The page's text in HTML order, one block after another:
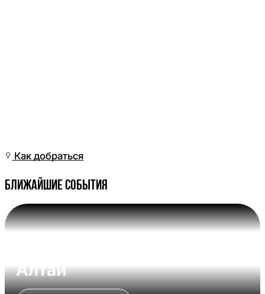
Как добраться
Ближайшие события
Алтай